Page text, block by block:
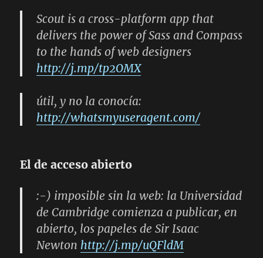
Scout is a cross-platform app that
delivers the power of Sass and Compass
to the hands of web designers
http://j.mp/tp2OMX
útil, y no la conocía:
http://whatsmyuseragent.com/
El de acceso abierto
:-) imposible sin la web: la Universidad
de Cambridge comienza a publicar, en
abierto, los papeles de Sir Isaac
Newton http://j.mp/uQFldM